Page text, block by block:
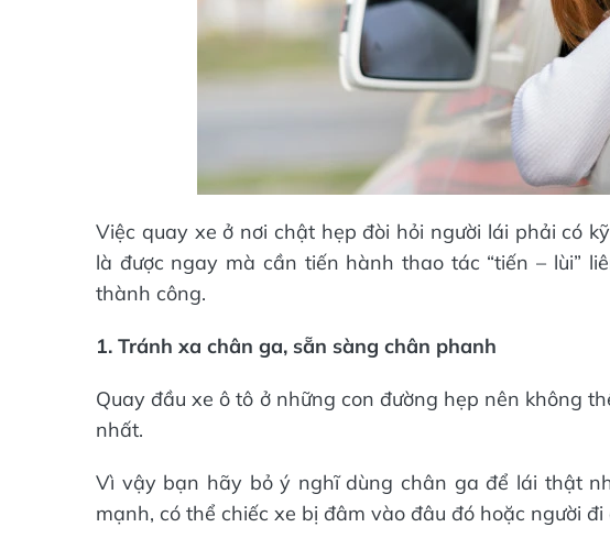
Việc quay xe ở nơi chật hẹp đòi hỏi người lái phải có
là được ngay mà cần tiến hành thao tác “tiến – lùi”
thành công.
1. Tránh xa chân ga, sẵn sàng chân phanh
Quay đầu xe ô tô ở những con đường hẹp nên không
nhất.
Vì vậy bạn hãy bỏ ý nghĩ dùng chân ga để lái thật
mạnh, có thể chiếc xe bị đâm vào đâu đó hoặc người đi